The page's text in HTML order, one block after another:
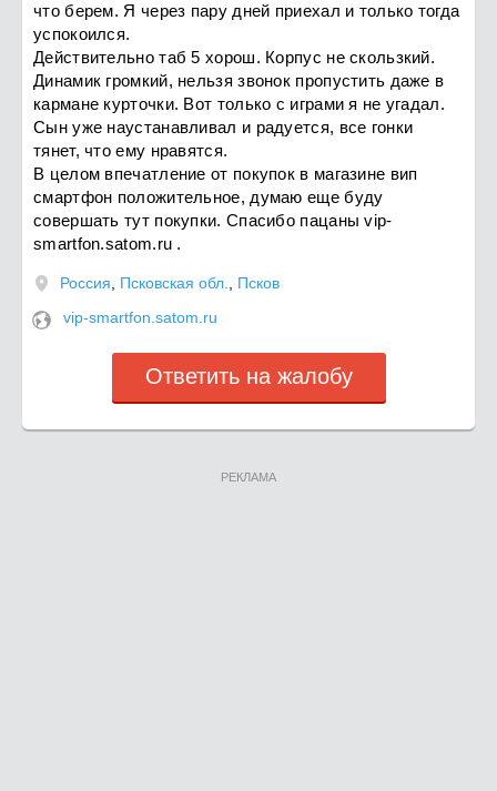
что берем. Я через пару дней приехал и только тогда
успокоился.
Действительно таб 5 хорош. Корпус не скользкий.
Динамик громкий, нельзя звонок пропустить даже в
кармане курточки. Вот только с играми я не угадал.
Сын уже наустанавливал и радуется, все гонки
тянет, что ему нравятся.
В целом впечатление от покупок в магазине вип
смартфон положительное, думаю еще буду
совершать тут покупки. Спасибо пацаны vip-
smartfon.satom.ru .
Россия Псковская обл.
Псков
vip-smartfon.satom.ru
Ответить на жалобу
РЕКЛАМА